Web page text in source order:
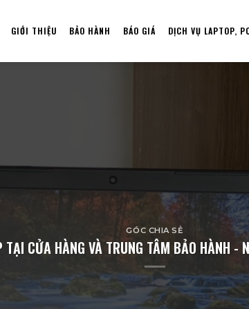
GIỚI THIỆU BẢO HÀNH BÁO GIÁ DỊCH VỤ LAPTOP,
GÓC CHIA SẺ
CỬA HÀNG VÀ TRUNG TÂM BẢO HÀNH -